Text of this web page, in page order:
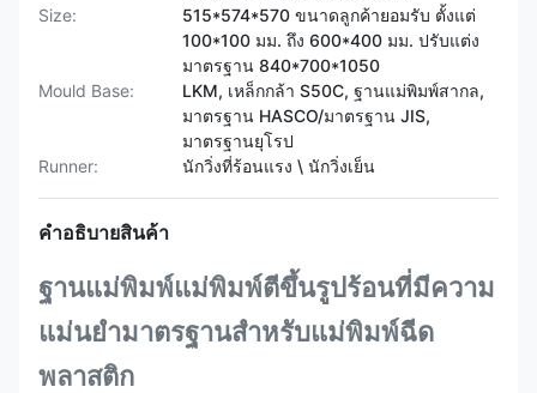
Size:
515*574*570 ขนาดลูกค้ายอมรับ ตั้งแต่
100*100 มม. ถึง 600*400 มม. ปรับแต่ง
มาตรฐาน 840*700*1050
Mould Base:
LKM, เหล็กกล้า S50C, ฐานแม่พิมพ์สากล,
มาตรฐาน HASCO/มาตรฐาน JIS,
มาตรฐานยุโรป
Runner:
นักวิ่งที่ร้อนแรง \ นักวิ่งเย็น
คําอธิบายสินค้า
ฐานแม่พิมพ์แม่พิมพ์ตีขึ้นรูปร้อนที่มีความ
แม่นยำมาตรฐานสำหรับแม่พิมพ์ฉีด
พลาสติก